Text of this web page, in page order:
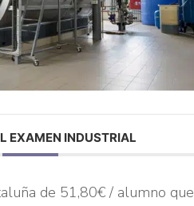
EXAMEN INDUSTRIAL
de 51,80€/ alumno que